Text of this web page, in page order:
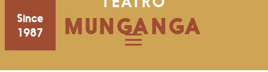
Since
1987
MUNGANGA